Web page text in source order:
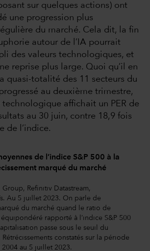
sur quelques actions) ont
une progression plus
du marché. Cela dit, la fin
autour de l’IA pourrait
des valeurs technologiques, et
reprise plus large. Quoi qu’il en
quasi-totalité des 11 secteurs du
au deuxième trimestre,
technologique affichait un PER de
au 30 juin, contre 18,9 fois
de l’indice.
de l’indice S&P 500 à la
marqué du marché
Group, Refinitiv Datastream,
Au 5 juillet 2023. On parle de
du marché quand le ratio de
équipondéré rapporté à l’indice S&P 500
passe sous le seuil du
constatés sur la période
au 5 juillet 2023.